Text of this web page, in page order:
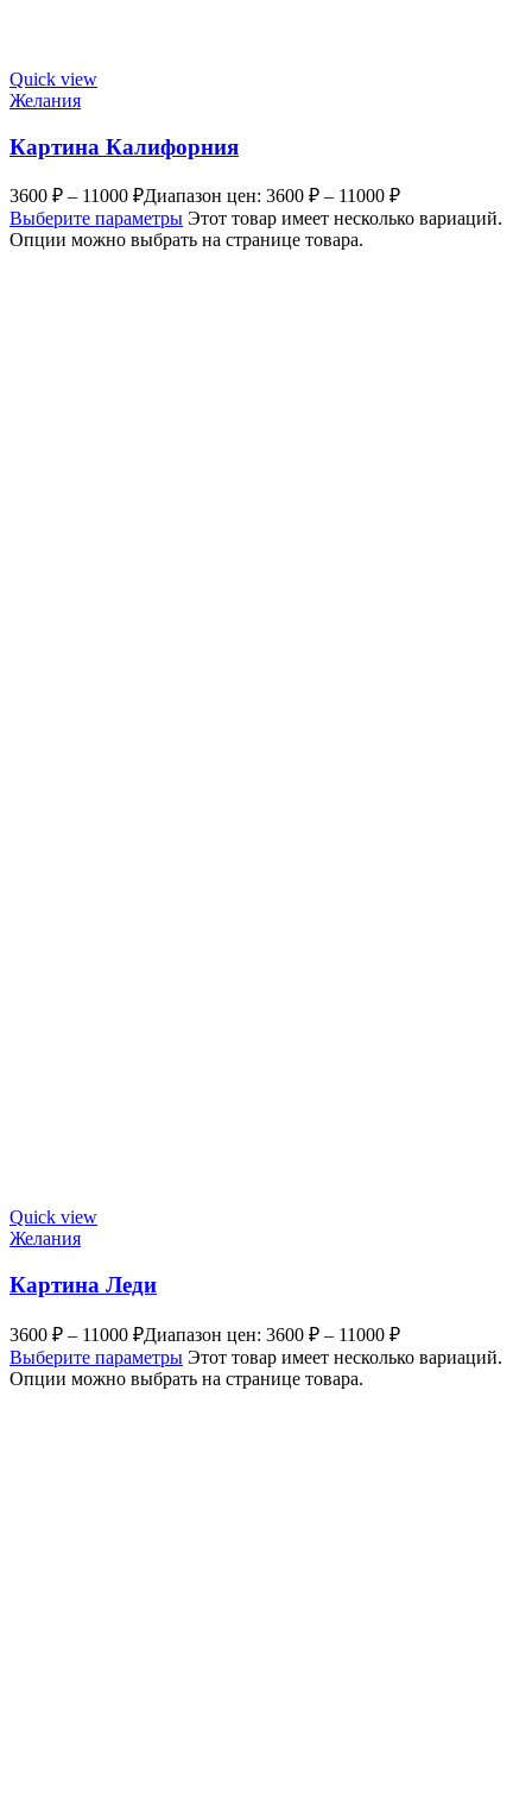
Quick view
Желания
Картина Калифорния
3600 ₽ – 11000 ₽Диапазон цен: 3600 ₽ – 11000 ₽
Выберите параметры Этот товар имеет несколько вариаций.
Опции можно выбрать на странице товара.
Quick view
Желания
Картина Леди
3600 ₽ – 11000 ₽Диапазон цен: 3600 ₽ – 11000 ₽
Выберите параметры Этот товар имеет несколько вариаций.
Опции можно выбрать на странице товара.